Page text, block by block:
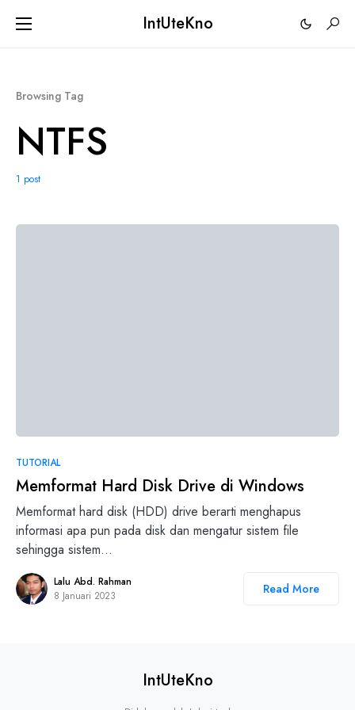
IntUteKno
Browsing Tag
NTFS
1 post
TUTORIAL
Memformat Hard Disk Drive di Windows
Memformat hard disk (HDD) drive berarti menghapus
informasi apa pun pada disk dan mengatur sistem file
sehingga sistem…
Lalu Abd. Rahman
8 Januari 2023
Read More
IntUteKno